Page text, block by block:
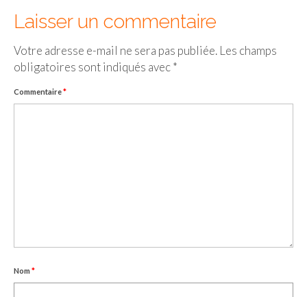
Laisser un commentaire
Votre adresse e-mail ne sera pas publiée. Les champs
obligatoires sont indiqués avec*
Commentaire*
Nom *